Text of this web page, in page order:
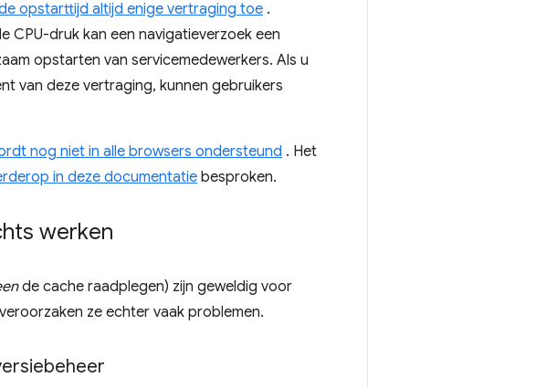
opstarttijd altijd enige vertraging toe .
CPU-druk kan een navigatieverzoek een
opstarten van servicemedewerkers. Als u
van deze vertraging, kunnen gebruikers
nog niet in alle browsers ondersteund . Het
in deze documentatie besproken.
werken
de cache raadplegen) zijn geweldig voor
ze echter vaak problemen.